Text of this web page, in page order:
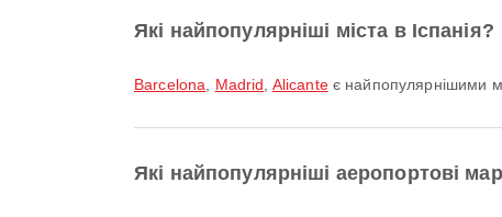
Які найпопулярніші міста в Іспанія?
Barcelona Madrid Alicanteє найпопулярнішими
Які найпопулярніші аеропортові